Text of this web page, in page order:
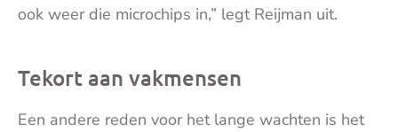
ook weer die microchips in,” legt Reijman uit.
Tekort aan vakmensen
Een andere reden voor het lange wachten is het